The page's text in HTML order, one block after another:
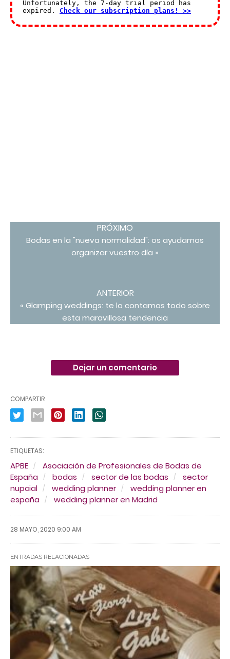
PRÓXIMO
Bodas en la "nueva normalidad": os ayudamos
organizar vuestro día »
ANTERIOR
« Glamping weddings: te lo contamos todo sobre
esta maravillosa tendencia
Dejar un comentario
COMPARTIR
ETIQUETAS:
APBE
Asociación de Profesionales de Bodas de
España
bodas sector de las bodas
sector
nupcial
wedding planner
wedding planner en
españa
wedding planner en Madrid
28 MAYO, 2020 9:00 AM
ENTRADAS RELACIONADAS